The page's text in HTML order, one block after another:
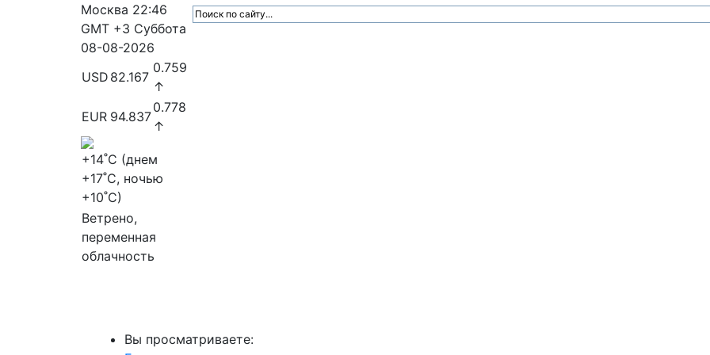
Москва 22:46
GMT +3 Суббота
08-08-2026
USD 82.167
0.759
↑
EUR 94.837
0.778
↑
+14˚C (днем
+17˚C, ночью
+10˚C)
Ветрено,
переменная
облачность
Вы просматриваете: